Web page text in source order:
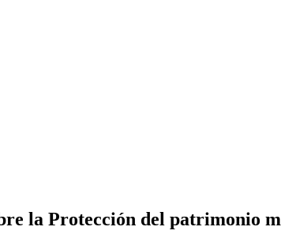
la Protección del patrimonio